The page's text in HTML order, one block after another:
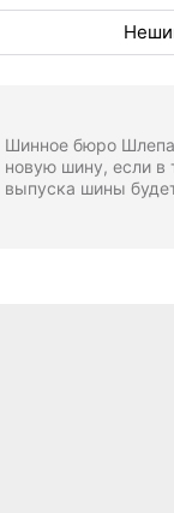
Шинное бюро
новую шину, если в
выпуска шины